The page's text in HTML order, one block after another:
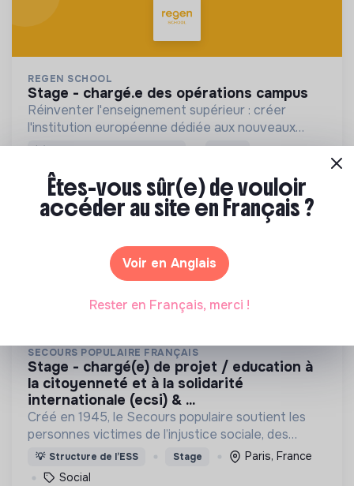
REGEN SCHOOL
stage - chargé.e des opérations campus
Réinventer l'enseignement supérieur : créer
l'institution européenne dédiée aux nouveaux
modèles économiques et à la formation des
💡 Partenaire de la transition Stage
2 labels et certifications
Éducation
Il y a 2 mois
SECOURS POPULAIRE FRANÇAIS
stage - chargé(e) de projet / education à
la citoyenneté et à la solidarité
internationale (ecsi) & ...
Créé en 1945, le Secours populaire soutient les
personnes victimes de l’injustice sociale, des
calamités naturelles, de la misère, de la faim, du
sous-développement, des conflits armés.
💡 Structure de l’ESS Stage
Paris, France
Social
Êtes-vous sûr(e) de vouloir
accéder au site en Français ?
Voir en Anglais
Rester en Français, merci !